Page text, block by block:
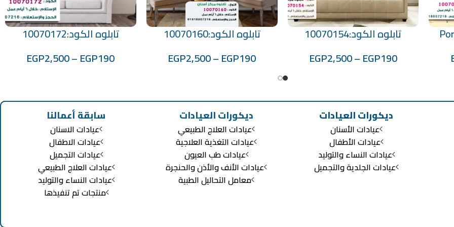
تحديد أحد الخيارات
تابلوه الكود:10070154
EGP190
–
EGP2,500
تحديد أحد الخيارات
تابلوه الكود:10070160
EGP190
–
EGP2,500
تحديد أحد الخيارات
تابلوه الكود:10070172
EGP190
–
EGP2,500
ديكورات العيادات
عيادات الأسنان
عيادات الأطفال
عيادات النساء والتوليد
عيادات الجلدية والتجميل
ديكورات العيادات
عيادات العلاج الطبيعي
عيادات التغذية العلاجية
عيادات طب العيون
عيادات الأنف والأذن والحنجرة
معامل التحاليل الطبية
سابقة أعمالنا
عيادات الاسنان
عيادات الاطفال
عيادات التجميل
عيادات العلاج الطبيعي
عيادات النساء والتوليد
منتجات تم تنفيذها